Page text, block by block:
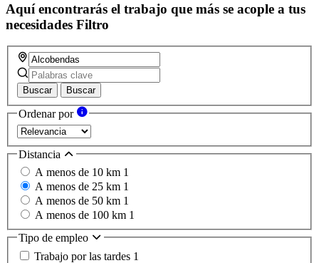
Aquí encontrarás el trabajo que más se acople a tus
necesidades Filtro
Buscar Buscar
Ordenar por
Distancia
A menos de 10 km 1
A menos de 25 km 1
A menos de 50 km 1
A menos de 100 km 1
Tipo de empleo
Trabajo por las tardes 1